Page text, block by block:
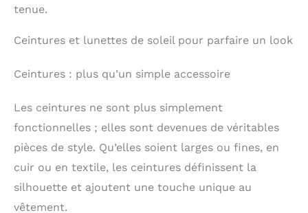
tenue.
Ceintures et lunettes de soleil pour parfaire un look
Ceintures : plus qu’un simple accessoire
Les ceintures ne sont plus simplement
fonctionnelles ; elles sont devenues de véritables
pièces de style. Qu’elles soient larges ou fines, en
cuir ou en textile, les ceintures définissent la
silhouette et ajoutent une touche unique au
vêtement.